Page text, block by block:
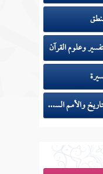
وعلوم القرآن
التاريخ والأمم السابقة